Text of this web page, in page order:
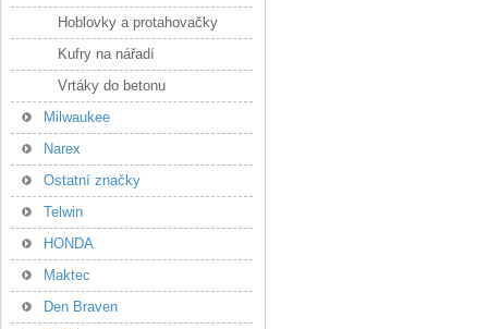
Hoblovky a protahovačky
Kufry na nářadí
Vrtáky do betonu
Milwaukee
Narex
Ostatní značky
Telwin
HONDA
Maktec
Den Braven